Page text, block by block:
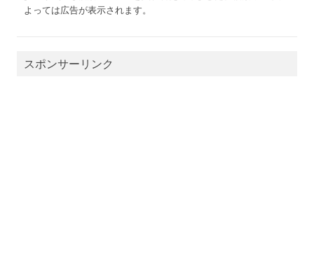
よっては広告が表示されます。
スポンサーリンク